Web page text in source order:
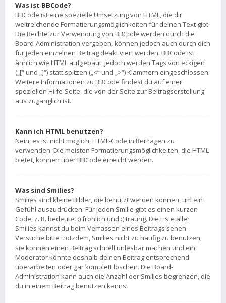
Was ist BBCode?
BBCode ist eine spezielle Umsetzung von HTML, die dir
weitreichende Formatierungsmöglichkeiten für deinen Text gibt.
Die Rechte zur Verwendung von BBCode werden durch die
Board-Administration vergeben, können jedoch auch durch dich
für jeden einzelnen Beitrag deaktiviert werden. BBCode ist
ähnlich wie HTML aufgebaut, jedoch werden Tags von eckigen
(„[“ und „]“) statt spitzen („<“ und „>“) Klammern eingeschlossen.
Weitere Informationen zu BBCode findest du auf einer
speziellen Hilfe-Seite, die von der Seite zur Beitragserstellung
aus zugänglich ist.
Kann ich HTML benutzen?
Nein, es ist nicht möglich, HTML-Code in Beiträgen zu
verwenden. Die meisten Formatierungsmöglichkeiten, die HTML
bietet, können über BBCode erreicht werden.
Was sind Smilies?
Smilies sind kleine Bilder, die benutzt werden können, um ein
Gefühl auszudrücken. Für jeden Smilie gibt es einen kurzen
Code, z. B. bedeutet :) fröhlich und :( traurig. Die Liste aller
Smilies kannst du beim Verfassen eines Beitrags sehen.
Versuche bitte trotzdem, Smilies nicht zu häufig zu benutzen,
sie können einen Beitrag schnell unlesbar machen und ein
Moderator könnte deshalb deinen Beitrag entsprechend
überarbeiten oder gar komplett löschen. Die Board-
Administration kann auch die Anzahl der Smilies begrenzen, die
du in einem Beitrag benutzen kannst.